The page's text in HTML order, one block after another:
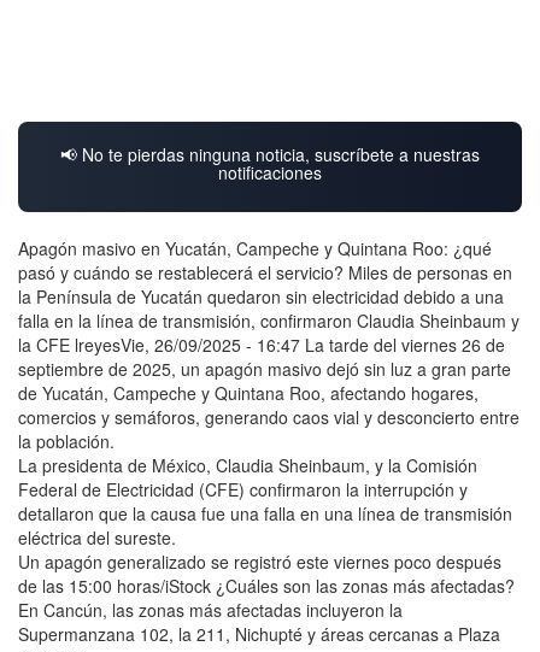
📢 No te pierdas ninguna noticia, suscríbete a nuestras
notificaciones
Apagón masivo en Yucatán, Campeche y Quintana Roo: ¿qué
pasó y cuándo se restablecerá el servicio? Miles de personas en
la Península de Yucatán quedaron sin electricidad debido a una
falla en la línea de transmisión, confirmaron Claudia Sheinbaum y
la CFE lreyesVie, 26/09/2025 - 16:47 La tarde del viernes 26 de
septiembre de 2025, un apagón masivo dejó sin luz a gran parte
de Yucatán, Campeche y Quintana Roo, afectando hogares,
comercios y semáforos, generando caos vial y desconcierto entre
la población.
La presidenta de México, Claudia Sheinbaum, y la Comisión
Federal de Electricidad (CFE) confirmaron la interrupción y
detallaron que la causa fue una falla en una línea de transmisión
eléctrica del sureste.
Un apagón generalizado se registró este viernes poco después
de las 15:00 horas/iStock ¿Cuáles son las zonas más afectadas?
En Cancún, las zonas más afectadas incluyeron la
Supermanzana 102, la 211, Nichupté y áreas cercanas a Plaza